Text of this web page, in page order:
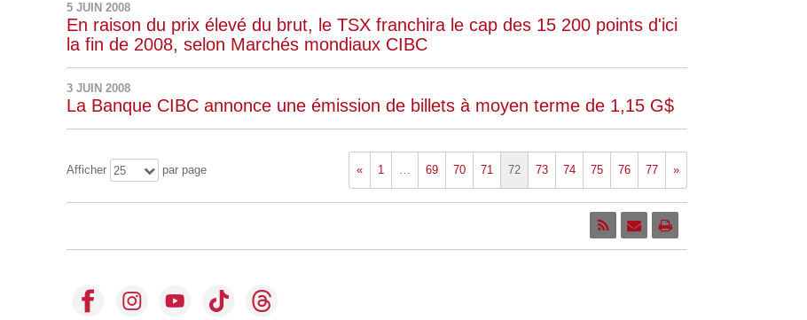
5 JUIN 2008
En raison du prix élevé du brut, le TSX franchira le cap des 15 200 points d'ici
la fin de 2008, selon Marchés mondiaux CIBC
3 JUIN 2008
La Banque CIBC annonce une émission de billets à moyen terme de 1,15 G$
Afficher 25 par page « 1 … 69 70 71 72 73 74 75 76 77 »